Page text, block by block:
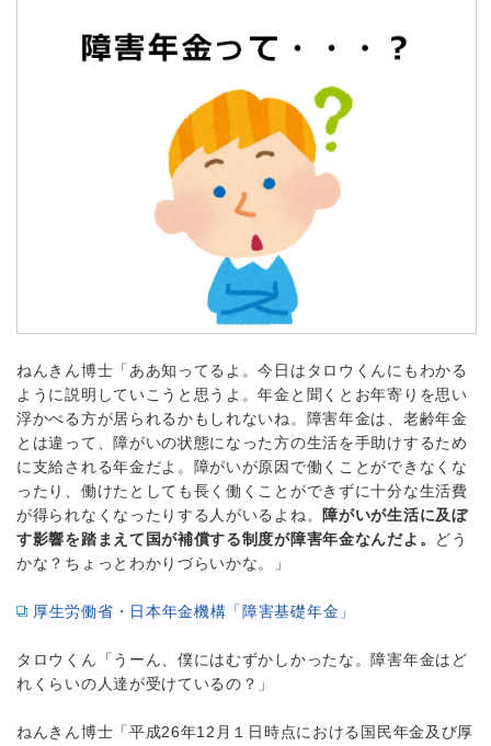
ねんきん博士「ああ知ってるよ。今日はタロウくんにもわかる
ように説明していこうと思うよ。年金と聞くとお年寄りを思い
浮かべる方が居られるかもしれないね。障害年金は、老齢年金
とは違って、障がいの状態になった方の生活を手助けするため
に支給される年金だよ。障がいが原因で働くことができなくな
ったり、働けたとしても長く働くことができずに十分な生活費
が得られなくなったりする人がいるよね。
障がいが生活に及ぼ
す影響を踏まえて国が補償する制度が障害年金なんだよ。
どう
かな？ちょっとわかりづらいかな。」
厚生労働省・日本年金機構「障害基礎年金」
タロウくん「うーん、僕にはむずかしかったな。障害年金はど
れくらいの人達が受けているの？」
ねんきん博士「平成26年12月１日時点における国民年金及び厚